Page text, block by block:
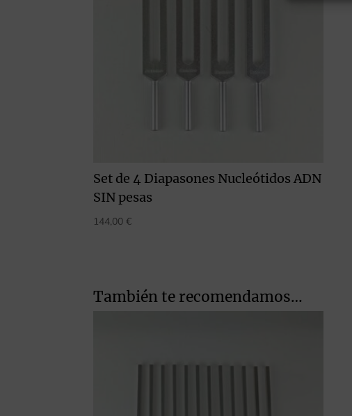
Set de 4 Diapasones Nucleótidos ADN
SIN pesas
144,00 €
También te recomendamos…